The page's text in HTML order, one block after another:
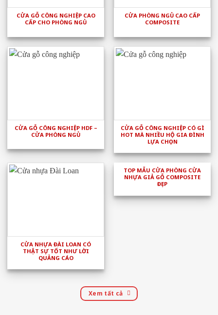
CỬA GỖ CÔNG NGHIỆP CAO
CẤP CHO PHÒNG NGỦ
CỬA PHÒNG NGỦ CAO CẤP
COMPOSITE
CỬA GỖ CÔNG NGHIỆP HDF –
CỬA PHÒNG NGỦ
CỬA GỖ CÔNG NGHIỆP CÓ GÌ
HOT MÀ NHIỀU HỘ GIA ĐÌNH
LỰA CHỌN
CỬA NHỰA ĐÀI LOAN CÓ
THẬT SỰ TỐT NHƯ LỜI
QUẢNG CÁO
TOP MẪU CỬA PHÒNG CỬA
NHỰA GIẢ GỖ COMPOSITE
ĐẸP
Xem tất cả